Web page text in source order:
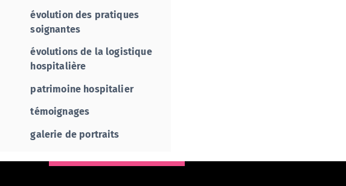
évolution des pratiques
soignantes
évolutions de la logistique
hospitalière
patrimoine hospitalier
témoignages
galerie de portraits